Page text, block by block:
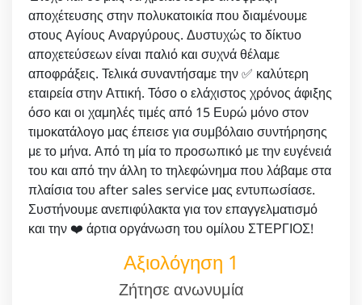
αποχέτευσης στην πολυκατοικία που διαμένουμε
στους Αγίους Αναργύρους. Δυστυχώς το δίκτυο
αποχετεύσεων είναι παλιό και συχνά θέλαμε
αποφράξεις. Τελικά συναντήσαμε την ✅ καλύτερη
εταιρεία στην Αττική. Τόσο ο ελάχιστος χρόνος άφιξης
όσο και οι χαμηλές τιμές από 15 Ευρώ μόνο στον
τιμοκατάλογο μας έπεισε για συμβόλαιο συντήρησης
με το μήνα. Από τη μία το προσωπικό με την ευγένειά
του και από την άλλη το τηλεφώνημα που λάβαμε στα
πλαίσια του after sales service μας εντυπωσίασε.
Συστήνουμε ανεπιφύλακτα για τον επαγγελματισμό
και την ❤️ άρτια οργάνωση του ομίλου ΣΤΕΡΓΙΟΣ!
Αξιολόγηση 1
Ζήτησε ανωνυμία